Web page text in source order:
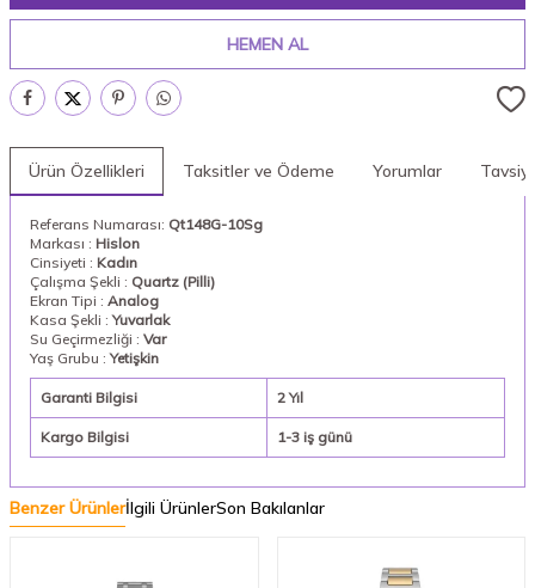
HEMEN AL
Ürün Özellikleri Taksitler ve Ödeme Yorumlar
Referans Numarası: Qt148G-10Sg
Markası : Hislon
Cinsiyeti : Kadın
Çalışma Şekli : Quartz (Pilli)
Ekran Tipi : Analog
Kasa Şekli :Yuvarlak
Su Geçirmezliği : Var
Yaş Grubu :Yetişkin
Garanti Bilgisi 2 Yıl
Kargo Bilgisi 1-3 iş günü
Benzer Ürünlerİlgili ÜrünlerSon Bakılanlar